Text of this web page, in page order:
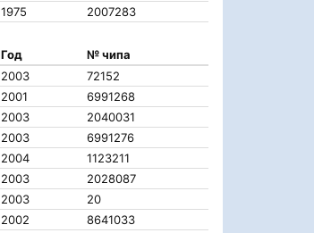
1975 2007283
Год
№ чипа
2003
72152
2001
6991268
2003
2040031
2003
6991276
2004
1123211
2003
2028087
2003
20
2002
8641033